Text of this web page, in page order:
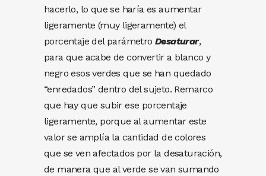
hacerlo, lo que se haría es aumentar
ligeramente (muy ligeramente) el
porcentaje del parámetro Desaturar,
para que acabe de convertir a blanco y
negro esos verdes que se han quedado
“enredados” dentro del sujeto. Remarco
que hay que subir ese porcentaje
ligeramente, porque al aumentar este
valor se amplía la cantidad de colores
que se ven afectados por la desaturación,
de manera que al verde se van sumando